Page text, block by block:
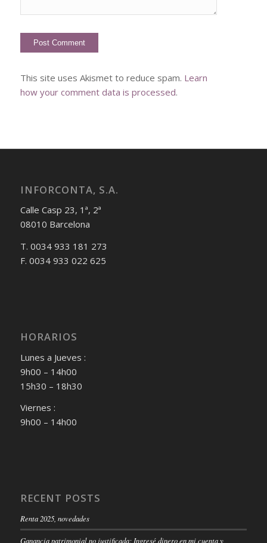
This site uses Akismet to reduce spam. Learn
how your comment data is processed.
INFORCONTA, S.A.
Calle Casp 23, 1ª, 2ª
08010 Barcelona
T. 0034 933 181 273
F. 0034 933 022 625
HORARIOS
Lunes a Jueves :
9h00 – 14h00
15h30 – 18h30
Viernes :
9h00 – 14h00
RECENT POSTS
Renta 2025, novedades
Ganancia patrimonial no justificada: Ingresé dinero en mi cuenta y